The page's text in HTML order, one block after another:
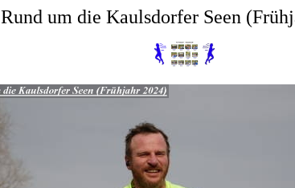
Rund um die Kaulsdorfer Seen